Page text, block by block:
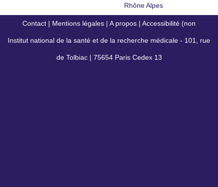
Rhône Alpes
Contact | Mentions légales | A propos | Accessibilité (non
conforme)
Institut national de la santé et de la recherche médicale - 101, rue
de Tolbiac | 75654 Paris Cedex 13